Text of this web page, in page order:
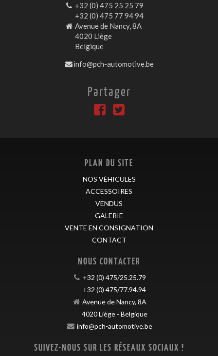
+32 (0) 475 25 25 79
+32 (0) 475 77 94 94
Avenue de Nancy, 8A
4020 Liège
Belgique
info@pch-automotive.be
Partager
PLAN DU SITE
NOS VÉHICULES
ACCESSOIRES
VENDUS
GALERIE
VENTE EN CONSIGNATION
CONTACT
NOUS CONTACTER
+32 (0) 475/25.25.79
+32 (0) 475/77.94.94
Avenue de Nancy, 8A
4020Liège- Belgique
info@pch-automotive.be
SUIVEZ-NOUS SUR LES RÉSEAUX SOCIAUX !